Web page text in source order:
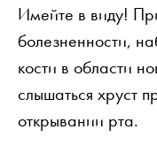
Имейте в виду!
болезненности,
кости в области
слышаться хруст
открывании рта.